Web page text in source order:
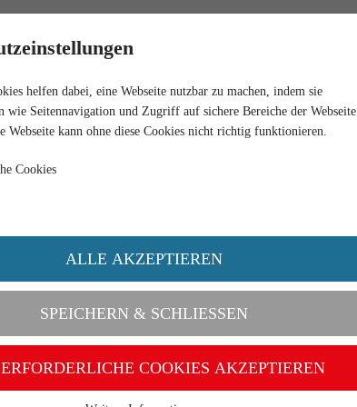
helfen dabei, eine Webseite nutzbar zu machen, indem sie
wie Seitennavigation und Zugriff auf sichere Bereiche der Webseite
Webseite kann ohne diese Cookies nicht richtig funktionieren.
Cookies
ALLE AKZEPTIEREN
SPEICHERN & SCHLIESSEN
COOKIES AKZEPTIEREN